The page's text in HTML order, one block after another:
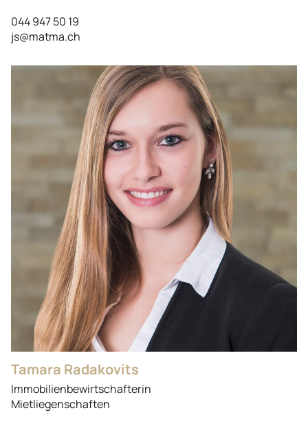
044 947 50 19
js@matma.ch
Tamara Radakovits
Immobilienbewirtschafterin
Mietliegenschaften